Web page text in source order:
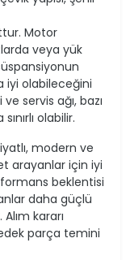
Motor
veya yük
süspansiyonun
iyi olabileceğini
servis ağı, bazı
olabilir.
modern ve
arayanlar için iyi
beklentisi
daha güçlü
kararı
parça temini